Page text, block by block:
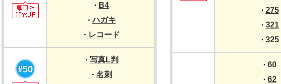
・ B4
・ハガキ
・ レコード
・ 写真L判
・ 名刺
・ 275
・ 321
・ 325
・ 60
・ 62